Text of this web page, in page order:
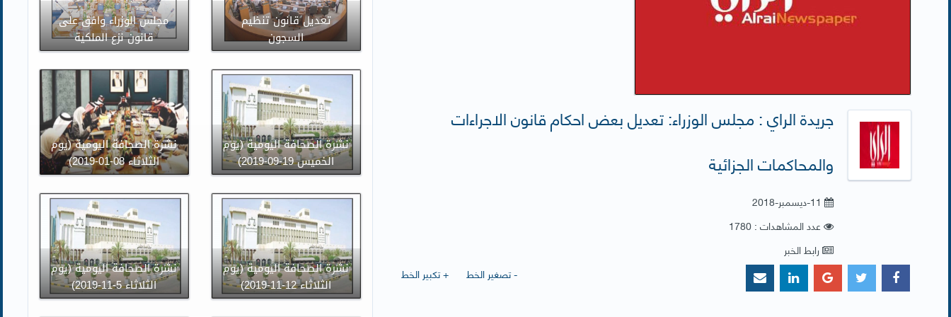
جريدة الراي : مجلس الوزراء: تعديل بعض احكام قانون الاجراءات
والمحاكمات الجزائية
11-ديسمبر-2018
عدد المشاهدات : 1780
رابط الخبر
+ تكبير الخط
- تصغير الخط
مجلس الوزراء وافق على
قانون نزع الملكية
تعديل قانون تنظيم
السجون
نشرة الصحافة اليومية (يوم
الثلاثاء 08-01-2019)
نشرة الصحافة اليومية (يوم
الخميس 19-09-2019)
نشرة الصحافة اليومية (يوم
الثلاثاء 5-11-2019)
نشرة الصحافة اليومية (يوم
الثلاثاء 12-11-2019)